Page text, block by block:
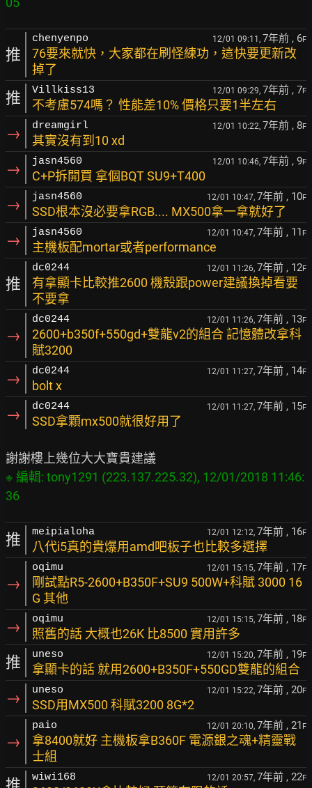
推
chenyenpo 12/01 09:11, 7年前 , 6F
76要來就快，大家都在刷怪練功，這快要更新改
掉了
推 Villkiss13 12/01 09:29, 7年前 , 7F
不考慮574嗎？ 性能差10% 價格只要1半左右
→ dreamgirl 12/01 10:22, 7年前 , 8F
其實沒有到10 xd
→ jasn4560 12/01 10:46, 7年前 , 9F
C+P拆開買 拿個BQT SU9+T400
→ jasn4560 12/01 10:47, 7年前 , 10F
SSD根本沒必要拿RGB.... MX500拿一拿就好了
→ jasn4560 12/01 10:47, 7年前 , 11 F
主機板配mortar或者performance
推
dc0244 12/01 11:26, 7年前 , 12F
有拿顯卡比較推2600 機殼跟power建議換掉看要
不要拿
→
dc0244 12/01 11:26, 7年前 , 13F
2600+b350f+550gd+雙龍v2的組合 記憶體改拿科
賦3200
→ dc0244 12/01 11:27, 7年前 , 14F
bolt x
→ dc0244 12/01 11:27, 7年前 , 15F
SSD拿顆mx500就很好用了
※ 編輯: tony1291 (223.137.225.32), 12/01/2018 11:46:
推 meipialoha 12/01 12:12, 7年前 , 16F
八代i5真的貴爆用amd吧板子也比較多選擇
→
oqimu 12/01 15:15, 7年前 , 17F
剛試點R5-2600+B350F+SU9 500W+科賦 3000 16
G 其他
→ oqimu 12/01 15:15, 7年前 , 18F
照舊的話 大概也26K 比8500 實用許多
推 uneso 12/01 15:20, 7年前 , 19F
拿顯卡的話 就用2600+B350F+550GD雙龍的組合
→ uneso 12/01 15:22, 7年前 , 20F
SSD用MX500 科賦3200 8G*2
→
paio 12/01 20:10, 7年前 , 21 F
拿8400就好 主機板拿B360F 電源銀之魂+精靈戰
士組
wiwi168 12/01 20:57, 7年前 , 22F